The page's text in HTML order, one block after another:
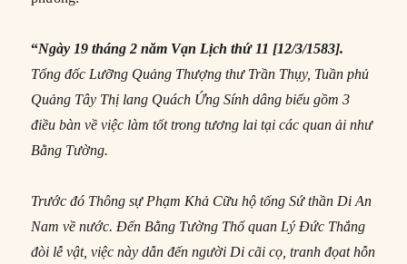
“Ngày 19 tháng 2 năm Vạn Lịch thứ 11 [12/3/1583].
Tổng đốc Lưỡng Quảng Thượng thư Trần Thụy, Tuần phủ
Quảng Tây Thị lang Quách Ứng Sính dâng biểu gồm 3
điều bàn về việc làm tốt trong tương lai tại các quan ải như
Bằng Tường.
Trước đó Thông sự Phạm Khả Cữu hộ tống Sứ thần Di An
Nam về nước. Đến Bằng Tường Thổ quan Lý Đức Thắng
đòi lễ vật, việc này dẫn đến người Di cãi cọ, tranh đọat hỗn